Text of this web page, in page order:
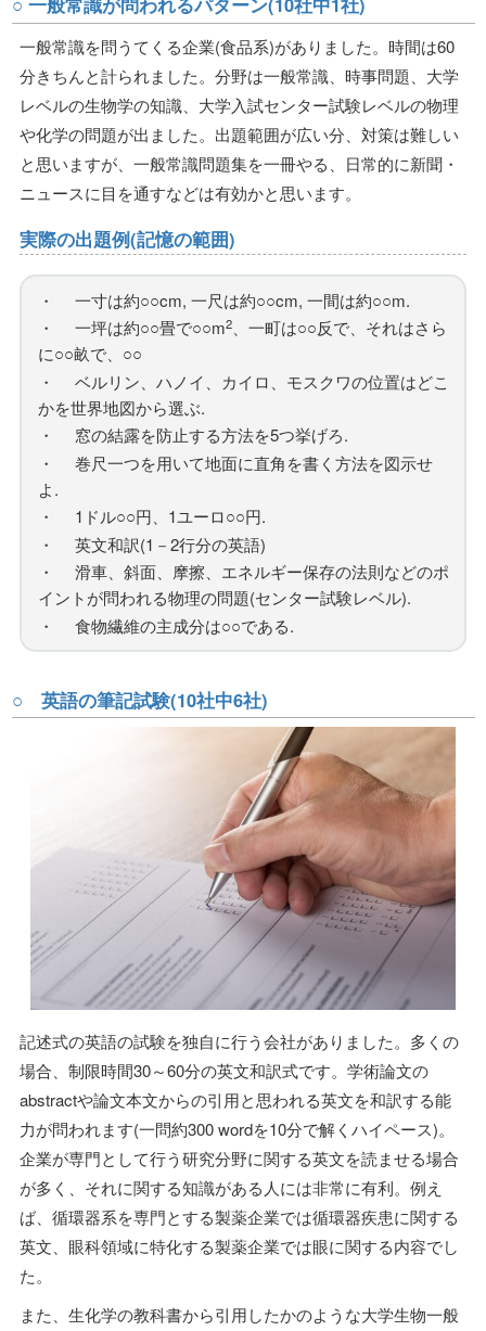
一般常識を問うてくる企業(食品系)がありました。時間は60
分きちんと計られました。分野は一般常識、時事問題、大学
レベルの生物学の知識、大学入試センター試験レベルの物理
や化学の問題が出ました。出題範囲が広い分、対策は難しい
と思いますが、一般常識問題集を一冊やる、日常的に新聞・
ニュースに目を通すなどは有効かと思います。
実際の出題例(記憶の範囲)
・ 一寸は約○○cm, 一尺は約○○cm, 一間は約○○m.
・ 一坪は約○○畳で○○m2、一町は○○反で、それはさら
に○○畝で、○○
・ ベルリン、ハノイ、カイロ、モスクワの位置はどこ
かを世界地図から選ぶ.
・ 窓の結露を防止する方法を5つ挙げろ.
・ 巻尺一つを用いて地面に直角を書く方法を図示せ
よ.
・ 1ドル○○円、1ユーロ○○円.
・ 英文和訳(1－2行分の英語)
・ 滑車、斜面、摩擦、エネルギー保存の法則などのポ
イントが問われる物理の問題(センター試験レベル).
・ 食物繊維の主成分は○○である.
○ 英語の筆記試験(10社中6社)
記述式の英語の試験を独自に行う会社がありました。多くの
場合、制限時間30～60分の英文和訳式です。学術論文の
abstractや論文本文からの引用と思われる英文を和訳する能
力が問われます(一問約300 wordを10分で解くハイペース)。
企業が専門として行う研究分野に関する英文を読ませる場合
が多く、それに関する知識がある人には非常に有利。例え
ば、循環器系を専門とする製薬企業では循環器疾患に関する
英文、眼科領域に特化する製薬企業では眼に関する内容でし
た。
また、生化学の教科書から引用したかのような大学生物一般